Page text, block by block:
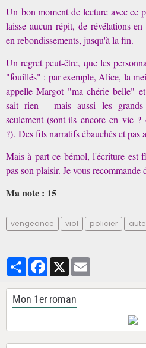
Un bon moment de lecture avec ce
laisse aucun répit, de révélations
en rebondissements, jusqu'à la fin.
Un regret peut-être, que les
"fouillés" : par exemple, Alice, la
appelle Margot "ma chérie belle"
sait rien - mais aussi les
seulement (sont-ils encore en vie
?). Des fils narratifs ébauchés et pas
Mais à part ce bémol, l'écriture est
pas son plaisir. Je vous recommande
Ma note : 15
vengeance viol policier
PartagerFacebook
X
Mon 1er roman